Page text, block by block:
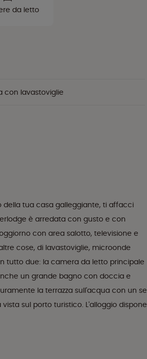
da letto
con lavastoviglie
della tua casa galleggiante, ti affacci
è arredata con gusto e con
con area salotto, televisione e
cose, di lavastoviglie, microonde
tutto due: la camera da letto principale
un grande bagno con doccia e
la terrazza sull'acqua con un
sul porto turistico. L'alloggio